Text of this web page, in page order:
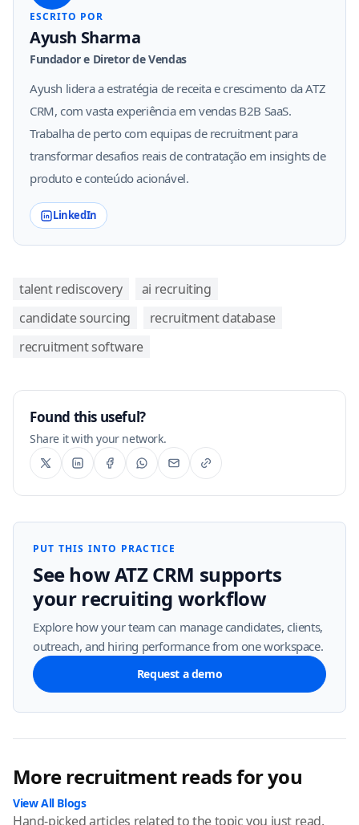
ESCRITO POR
Ayush Sharma
Fundador e Diretor de Vendas
Ayush lidera a estratégia de receita e crescimento da ATZ
CRM, com vasta experiência em vendas B2B SaaS.
Trabalha de perto com equipas de recruitment para
transformar desafios reais de contratação em insights de
produto e conteúdo acionável.
LinkedIn
talent rediscovery
ai recruiting
candidate sourcing
recruitment database
recruitment software
Found this useful?
Share it with your network.
PUT THIS INTO PRACTICE
See how ATZ CRM supports
your recruiting workflow
Explore how your team can manage candidates, clients,
outreach, and hiring performance from one workspace.
Request a demo
More recruitment reads for you
View All Blogs
Hand-picked articles related to the topic you just read.